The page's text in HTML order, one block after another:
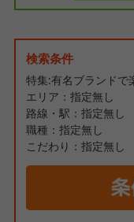
検索条件
特集:有名ブランドで
エリア：指定無し
路線・駅：指定無し
職種：指定無し
こだわり：指定無し